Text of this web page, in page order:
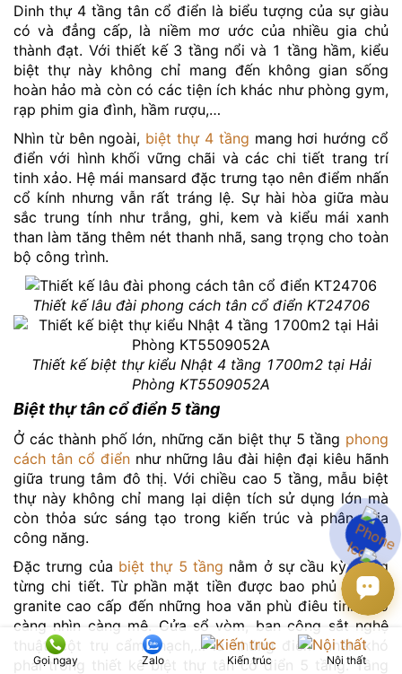
Dinh thự 4 tầng tân cổ điển là biểu tượng của sự giàu
có và đẳng cấp, là niềm mơ ước của nhiều gia chủ
thành đạt. Với thiết kế 3 tầng nổi và 1 tầng hầm, kiểu
biệt thự này không chỉ mang đến không gian sống
hoàn hảo mà còn có các tiện ích khác như phòng gym,
rạp phim gia đình, hầm rượu,…
Nhìn từ bên ngoài, biệt thự 4 tầng mang hơi hướng cổ
điển với hình khối vững chãi và các chi tiết trang trí
tinh xảo. Hệ mái mansard đặc trưng tạo nên điểm nhấn
cổ kính nhưng vẫn rất tráng lệ. Sự hài hòa giữa màu
sắc trung tính như trắng, ghi, kem và kiểu mái xanh
than làm tăng thêm nét thanh nhã, sang trọng cho toàn
bộ công trình.
Thiết kế lâu đài phong cách tân cổ điển KT24706
Thiết kế biệt thự kiểu Nhật 4 tầng 1700m2 tại Hải
Phòng KT5509052A
Biệt thự tân cổ điển 5 tầng
Ở các thành phố lớn, những căn biệt thự 5 tầng phong
cách tân cổ điểnnhư những lâu đài hiện đại kiêu hãnh
giữa trung tâm đô thị. Với chiều cao 5 tầng, mẫu biệt
thự này không chỉ mang lại diện tích sử dụng lớn mà
còn thỏa sức sáng tạo trong kiến trúc và phân chia
công năng.
Đặc trưng của biệt thự 5 tầng nằm ở sự cầu kỳ trong
từng chi tiết. Từ phần mặt tiền được bao phủ bởi đá
granite cao cấp đến những hoa văn phù điêu tinh xảo
càng nhìn càng mê. Cửa sổ vòm, ban công sắt nghệ
thuật, cột trụ cẩm thạch,… là những điểm nhấn khó
phai trong thiết kế biệt thự tân cổ điển 5 tầng. Tầng
Gọi ngay Zalo Kiến trúc Nội thất